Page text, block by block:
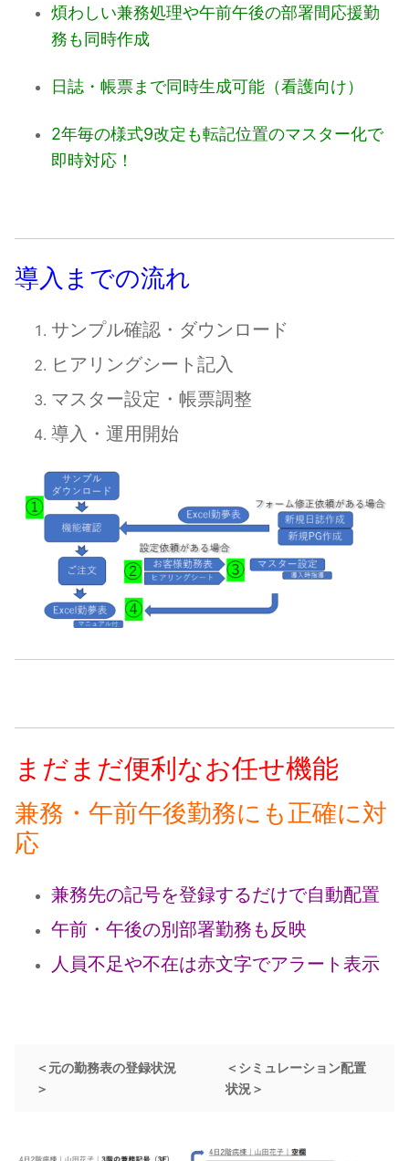
煩わしい兼務処理や午前午後の部署間応援勤
務も同時作成
日誌・帳票まで同時生成可能（看護向け）
2年毎の様式9改定も転記位置のマスター化で
即時対応！
導入までの流れ
サンプル確認・ダウンロード
ヒアリングシート記入
マスター設定・帳票調整
導入・運用開始
まだまだ便利なお任せ機能
兼務・午前午後勤務にも正確に対
応
兼務先の記号を登録するだけで自動配置
午前・午後の別部署勤務も反映
人員不足や不在は赤文字でアラート表示
＜元の勤務表の登録状況
＞
＜シミュレーション配置
状況＞